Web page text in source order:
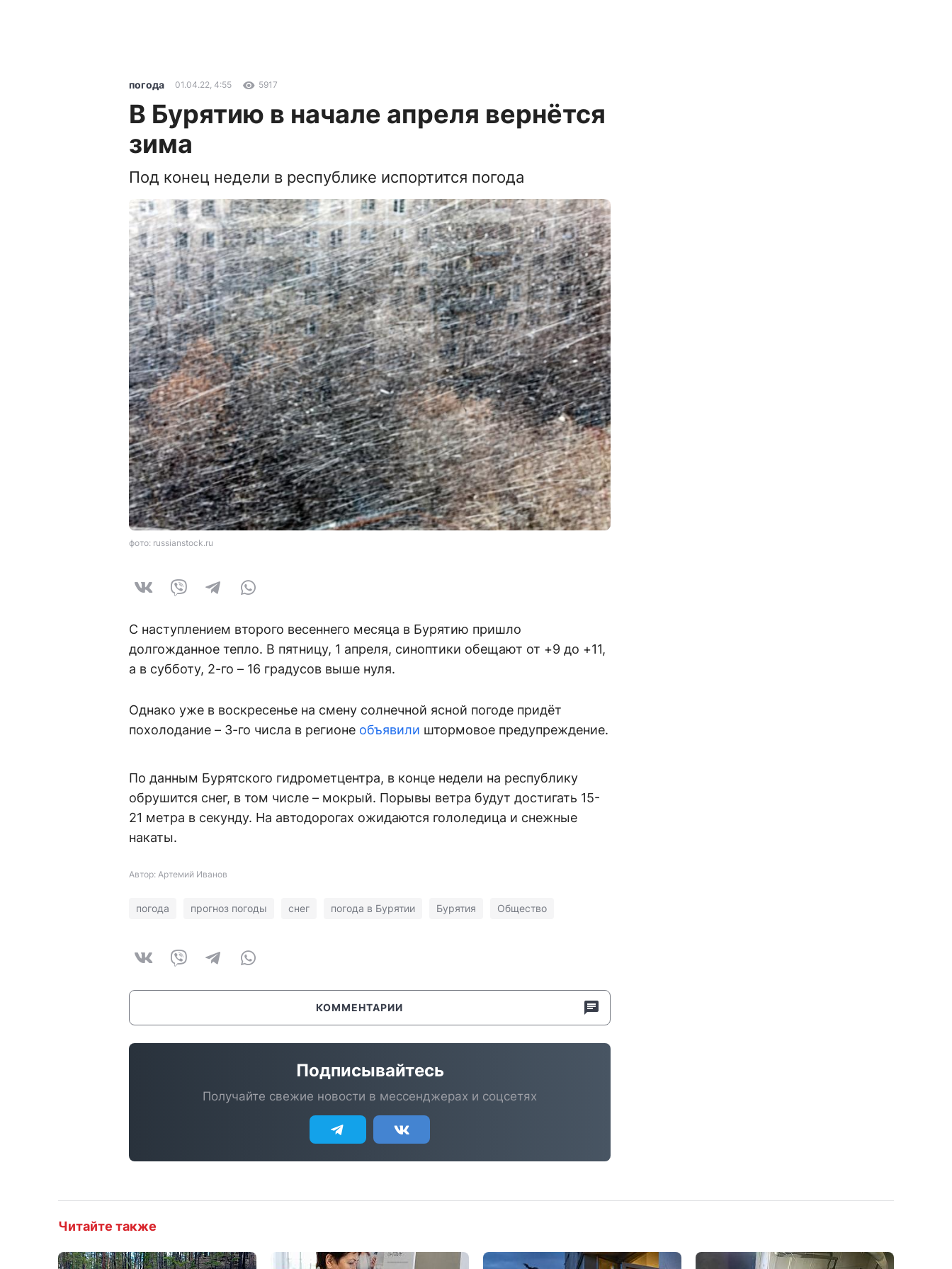
погода 01.04.22, 4:55 5917
В Бурятию в начале апреля вернётся
зима
Под конец недели в республике испортится погода
фото: russianstock.ru
С наступлением второго весеннего месяца в Бурятию пришло
долгожданное тепло. В пятницу, 1 апреля, синоптики обещают от +9 до +11,
а в субботу, 2-го – 16 градусов выше нуля.
Однако уже в воскресенье на смену солнечной ясной погоде придёт
похолодание – 3-го числа в регионе объявили штормовое предупреждение.
По данным Бурятского гидрометцентра, в конце недели на республику
обрушится снег, в том числе – мокрый. Порывы ветра будут достигать 15-
21 метра в секунду. На автодорогах ожидаются гололедица и снежные
накаты.
Автор: Артемий Иванов
погода прогноз погоды снег погода в Бурятии Бурятия Общество
КОММЕНТАРИИ
Подписывайтесь
Получайте свежие новости в мессенджерах и соцсетях
Читайте также